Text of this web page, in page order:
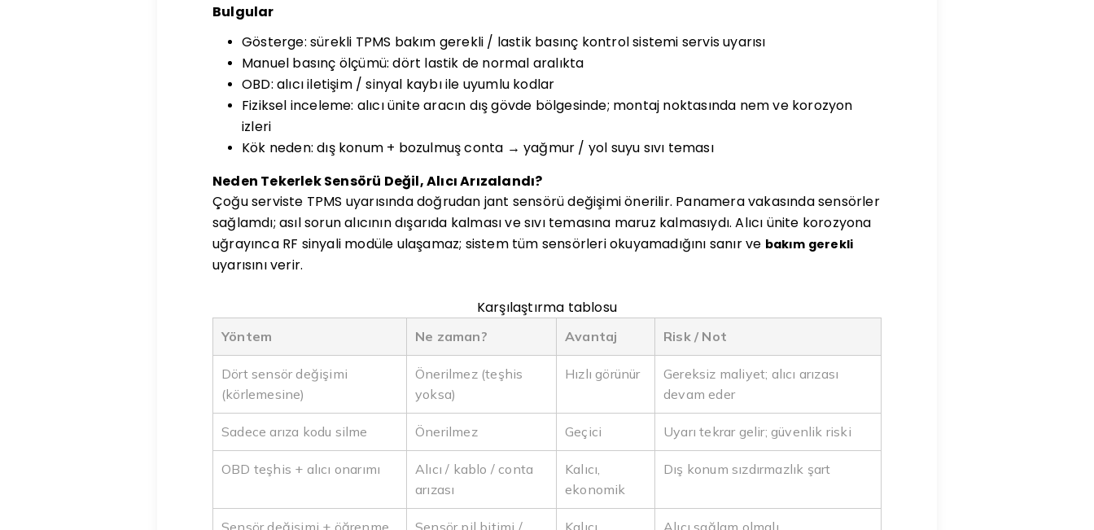
Bulgular
Gösterge: sürekli TPMS bakım gerekli / lastik basınç kontrol sistemi servis uyarısı
Manuel basınç ölçümü: dört lastik de normal aralıkta
OBD: alıcı iletişim / sinyal kaybı ile uyumlu kodlar
Fiziksel inceleme: alıcı ünite aracın dış gövde bölgesinde; montaj noktasında nem ve korozyon
izleri
Kök neden: dış konum + bozulmuş conta → yağmur / yol suyu sıvı teması
Neden Tekerlek Sensörü Değil, Alıcı Arızalandı?
Çoğu serviste TPMS uyarısında doğrudan jant sensörü değişimi önerilir. Panamera vakasında sensörler
sağlamdı; asıl sorun alıcının dışarıda kalması ve sıvı temasına maruz kalmasıydı. Alıcı ünite korozyona
uğrayınca RF sinyali modüle ulaşamaz; sistem tüm sensörleri okuyamadığını sanır ve bakım gerekli
uyarısını verir.
Karşılaştırma tablosu
Yöntem Ne zaman? Avantaj Risk / Not
Dört sensör değişimi
(körlemesine)
Önerilmez (teşhis
yoksa)
Hızlı görünür
Gereksiz maliyet; alıcı arızası
devam eder
Sadece arıza kodu silme Önerilmez Geçici Uyarı tekrar gelir; güvenlik riski
OBD teşhis + alıcı onarımı
Alıcı / kablo / conta
arızası
Kalıcı,
ekonomik
Dış konum sızdırmazlık şart
Sensör değişimi + öğrenme
Sensör pil bitimi /
Kalıcı Alıcı sağlam olmalı